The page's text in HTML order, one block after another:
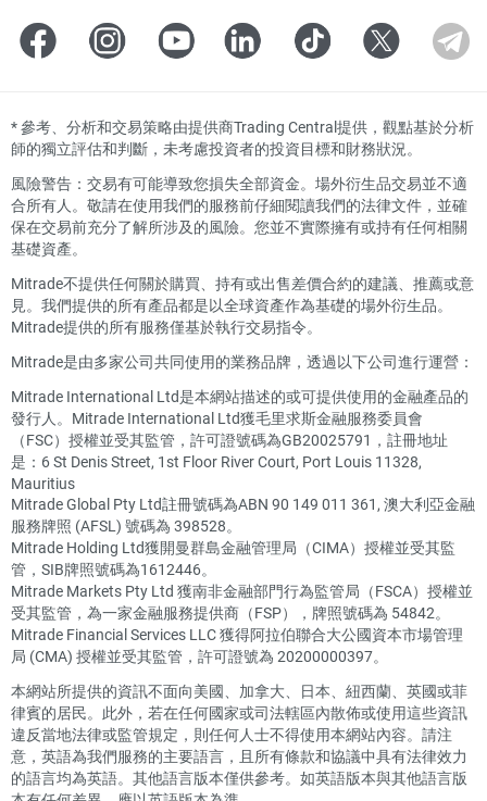
*參考、分析和交易策略由提供商Trading Central提供，觀點基於分析
師的獨立評估和判斷，未考慮投資者的投資目標和財務狀況。
風險警告：交易有可能導致您損失全部資金。場外衍生品交易並不適
合所有人。敬請在使用我們的服務前仔細閱讀我們的法律文件，並確
保在交易前充分了解所涉及的風險。您並不實際擁有或持有任何相關
基礎資產。
Mitrade不提供任何關於購買、持有或出售差價合約的建議、推薦或意
見。我們提供的所有產品都是以全球資產作為基礎的場外衍生品。
Mitrade提供的所有服務僅基於執行交易指令。
Mitrade是由多家公司共同使用的業務品牌，透過以下公司進行運營：
Mitrade International Ltd是本網站描述的或可提供使用的金融產品的
發行人。Mitrade International Ltd獲毛里求斯金融服務委員會
（FSC）授權並受其監管，許可證號碼為GB20025791，註冊地址
是：6 St Denis Street, 1st Floor River Court, Port Louis 11328,
Mauritius
Mitrade Global Pty Ltd註冊號碼為ABN 90 149 011 361, 澳大利亞金融
服務牌照 (AFSL) 號碼為 398528。
Mitrade Holding Ltd獲開曼群島金融管理局（CIMA）授權並受其監
管，SIB牌照號碼為1612446。
Mitrade Markets Pty Ltd 獲南非金融部門行為監管局（FSCA）授權並
受其監管，為一家金融服務提供商（FSP），牌照號碼為 54842。
Mitrade Financial Services LLC 獲得阿拉伯聯合大公國資本市場管理
局 (CMA) 授權並受其監管，許可證號為 20200000397。
本網站所提供的資訊不面向美國、加拿大、日本、紐西蘭、英國或菲
律賓的居民。此外，若在任何國家或司法轄區內散佈或使用這些資訊
違反當地法律或監管規定，則任何人士不得使用本網站內容。請注
意，英語為我們服務的主要語言，且所有條款和協議中具有法律效力
的語言均為英語。其他語言版本僅供參考。如英語版本與其他語言版